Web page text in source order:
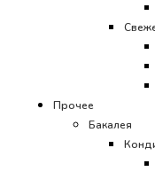
Прочее
Бакалея